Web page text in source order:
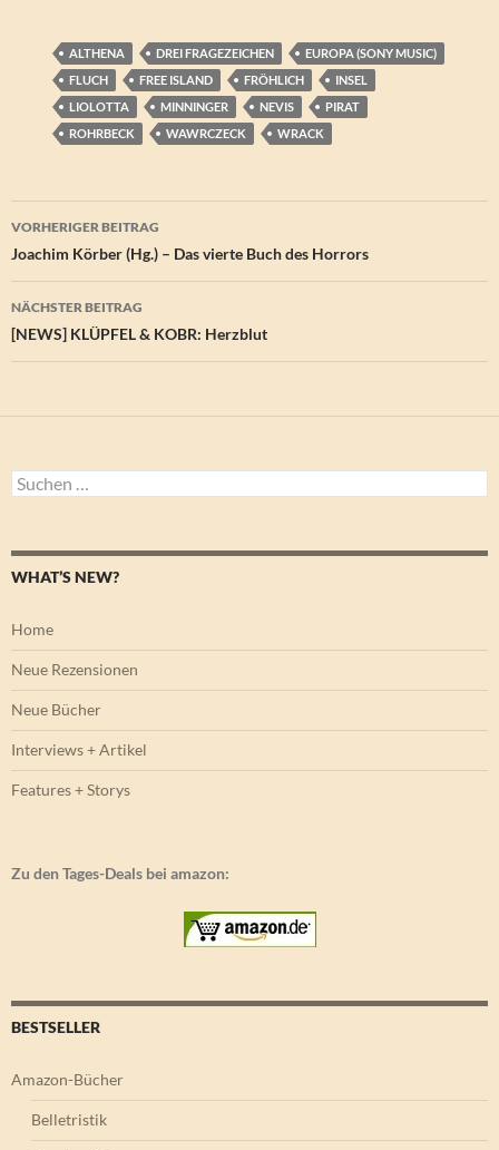
ALTHENA DREI FRAGEZEICHEN
EUROPA (SONY MUSIC)
FLUCH
FREE ISLAND FRÖHLICH
INSEL
LIOLOTTA
MINNINGER NEVIS
PIRAT
ROHRBECK
WAWRCZECK WRACK
Beitragsnavigation
VORHERIGER BEITRAG
Joachim Körber (Hg.) – Das vierte Buch des Horrors
NÄCHSTER BEITRAG
[NEWS] KLÜPFEL & KOBR: Herzblut
Suchen
nach:
WHAT’S NEW?
Home
Neue Rezensionen
Neue Bücher
Interviews + Artikel
Features + Storys
Zu den Tages-Deals bei amazon:
BESTSELLER
Amazon-Bücher
Belletristik